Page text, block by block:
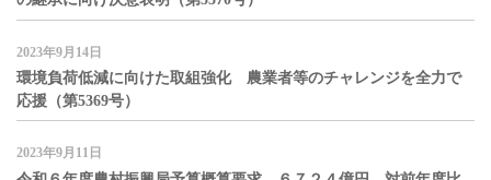
2023年9月14日
環境負荷低減に向けた取組強化 農業者等のチャレンジを全力で
応援（第5369号）
2023年9月11日